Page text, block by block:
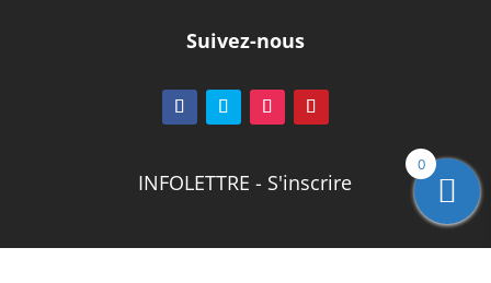
Suivez-nous
INFOLETTRE - S'inscrire
0